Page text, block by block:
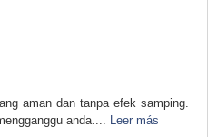
aman dan tanpa efek samping.
anda.... Leer más